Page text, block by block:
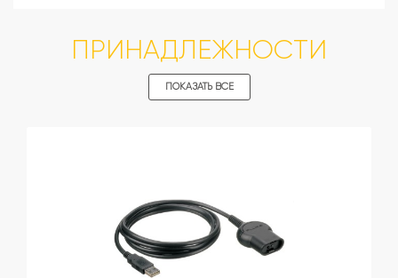
ПРИНАДЛЕЖНОСТИ
ПОКАЗАТЬ ВСЕ